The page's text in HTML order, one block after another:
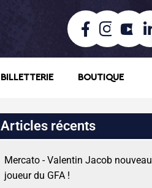
BILLETTERIE BOUTIQUE
Articles récents
Mercato - Valentin Jacob nouveau
joueur du GFA !